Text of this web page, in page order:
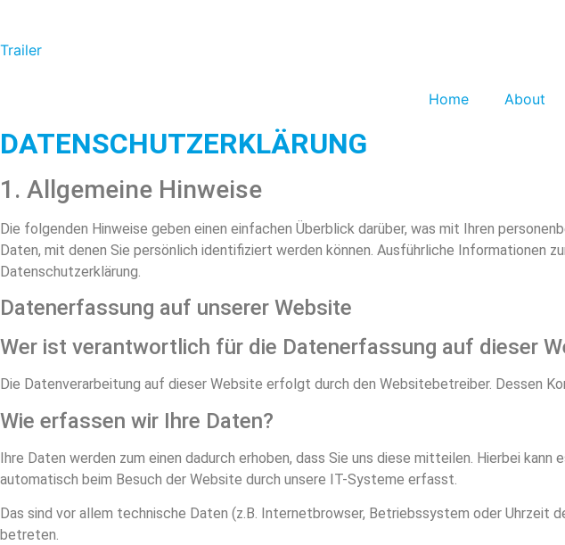
springen
Trailer
Home About
DATENSCHUTZERKLÄRUNG
1. Allgemeine Hinweise
Die folgenden Hinweise geben einen einfachen Überblick darüber, was mit Ihren
Daten, mit denen Sie persönlich identifiziert werden können. Ausführliche Informationen
Datenschutzerklärung.
Datenerfassung auf unserer Website
Wer ist verantwortlich für die Datenerfassung auf dieser
Die Datenverarbeitung auf dieser Website erfolgt durch den Websitebetreiber. Dessen
Wie erfassen wir Ihre Daten?
Ihre Daten werden zum einen dadurch erhoben, dass Sie uns diese mitteilen. Hierbei
automatisch beim Besuch der Website durch unsere IT-Systeme erfasst.
Das sind vor allem technische Daten (z.B. Internetbrowser, Betriebssystem oder
betreten.